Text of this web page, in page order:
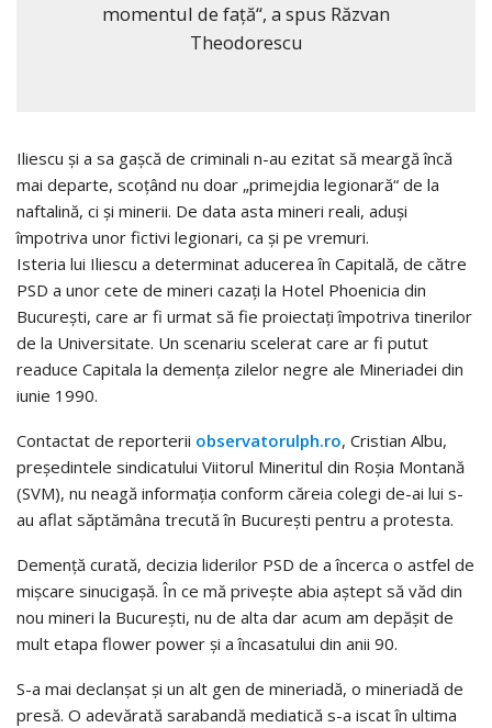
momentul de față“, a spus Răzvan
Theodorescu
Iliescu și a sa gașcă de criminali n-au ezitat să meargă încă
mai departe, scoțând nu doar „primejdia legionară“ de la
naftalină, ci și minerii. De data asta mineri reali, aduși
împotriva unor fictivi legionari, ca și pe vremuri.
Isteria lui Iliescu a determinat aducerea în Capitală, de către
PSD a unor cete de mineri cazați la Hotel Phoenicia din
București, care ar fi urmat să fie proiectați împotriva tinerilor
de la Universitate. Un scenariu scelerat care ar fi putut
readuce Capitala la demența zilelor negre ale Mineriadei din
iunie 1990.
Contactat de reporterii observatorulph.ro, Cristian Albu,
președintele sindicatului Viitorul Mineritul din Roșia Montană
(SVM), nu neagă informația conform căreia colegi de-ai lui s-
au aflat săptămâna trecută în București pentru a protesta.
Demență curată, decizia liderilor PSD de a încerca o astfel de
mișcare sinucigașă. În ce mă privește abia aștept să văd din
nou mineri la București, nu de alta dar acum am depășit de
mult etapa flower power și a încasatului din anii 90.
S-a mai declanșat și un alt gen de mineriadă, o mineriadă de
presă. O adevărată sarabandă mediatică s-a iscat în ultima